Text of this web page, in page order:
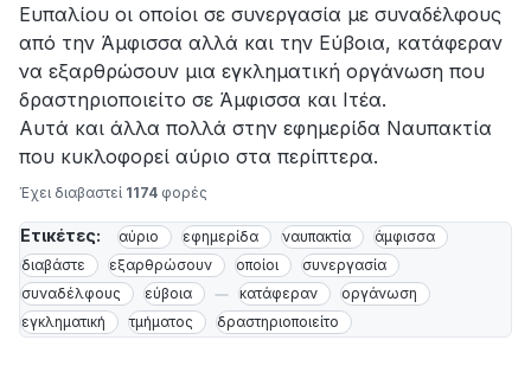
Ευπαλίου οι οποίοι σε συνεργασία με συναδέλφους
από την Άμφισσα αλλά και την Εύβοια, κατάφεραν
να εξαρθρώσουν μια εγκληματική οργάνωση που
δραστηριοποιείτο σε Άμφισσα και Ιτέα.
Αυτά και άλλα πολλά στην εφημερίδα Ναυπακτία
που κυκλοφορεί αύριο στα περίπτερα.
Έχει διαβαστεί 1174 φορές
Ετικέτες: αύριο εφημερίδα ναυπακτία
άμφισσα
διαβάστε
εξαρθρώσουν οποίοι
συνεργασία
συναδέλφους
εύβοια κατάφεραν
οργάνωση
εγκληματική
τμήματος δραστηριοποιείτο